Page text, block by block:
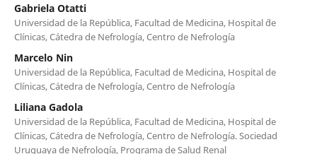
Gabriela Otatti
Universidad de la República, Facultad de Medicina, Hospital ´de
Clínicas, Cátedra de Nefrología, Centro de Nefrología
Marcelo Nin
Universidad de la República, Facultad de Medicina, Hospital de
Clínicas, Cátedra de Nefrología, Centro de Nefrología
Liliana Gadola
Universidad de la República, Facultad de Medicina, Hospital de
Clínicas, Cátedra de Nefrología, Centro de Nefrología. Sociedad
Uruguaya de Nefrología, Programa de Salud Renal